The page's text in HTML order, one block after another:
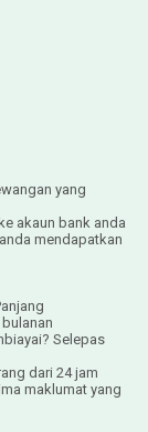
yang
akaun bank anda
mendapatkan
Selepas
dari 24 jam
maklumat yang